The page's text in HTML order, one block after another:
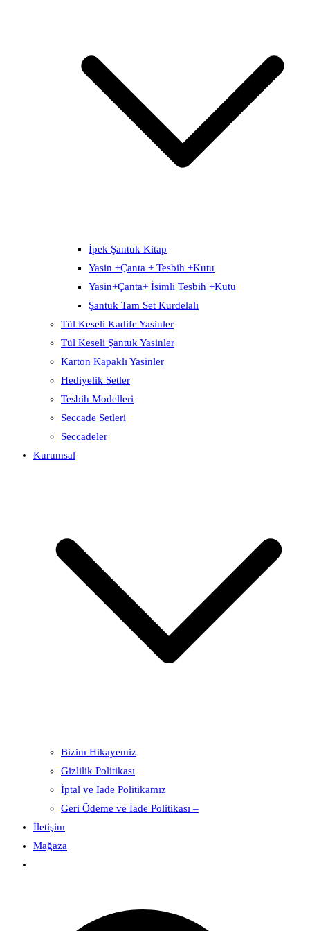
İpek Şantuk Kitap
Yasin +Çanta + Tesbih +Kutu
Yasin+Çanta+ İsimli Tesbih +Kutu
Şantuk Tam Set Kurdelalı
Tül Keseli Kadife Yasinler
Tül Keseli Şantuk Yasinler
Karton Kapaklı Yasinler
Hediyelik Setler
Tesbih Modelleri
Seccade Setleri
Seccadeler
Kurumsal
Bizim Hikayemiz
Gizlilik Politikası
İptal ve İade Politikamız
Geri Ödeme ve İade Politikası –
İletişim
Mağaza